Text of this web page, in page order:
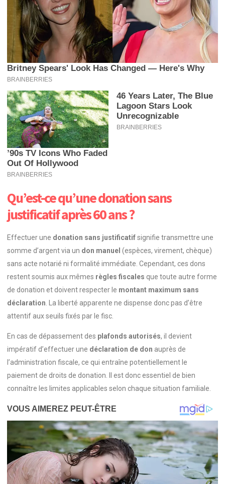
Qu’est-ce qu’une donation sans
justificatif après 60 ans ?
Effectuer une donation sans justificatifsignifie transmettre une
somme d’argent via un don manuel (espèces, virement, chèque)
sans acte notarié ni formalité immédiate. Cependant, ces dons
restent soumis aux mêmes règles fiscales que toute autre forme
de donation et doivent respecter le montant maximum sans
déclaration . La liberté apparente ne dispense donc pas d’être
attentif aux seuils fixés par le fisc.
En cas de dépassement des plafonds autorisés, il devient
impératif d’effectuer une déclaration de don auprès de
l’administration fiscale, ce qui entraîne potentiellement le
paiement de droits de donation. Il est donc essentiel de bien
connaître les limites applicables selon chaque situation familiale.